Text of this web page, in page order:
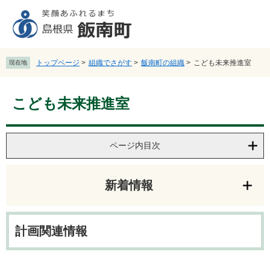
先
頭
を
飛
文
現在地 トップページ > 組織でさがす > 飯南町の組織 > こども未来推進室
こども未来推進室
ページ内目次
新着情報
計画関連情報